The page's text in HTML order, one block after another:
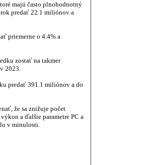
majú často plnohodnotný
rok predať 22.1 miliónov a
priemerne o 4.4% a
zostať na takmer
2023.
predať 391.1 miliónov a do
že sa znižuje počet
a ďalšie parametre PC a
v minulosti.